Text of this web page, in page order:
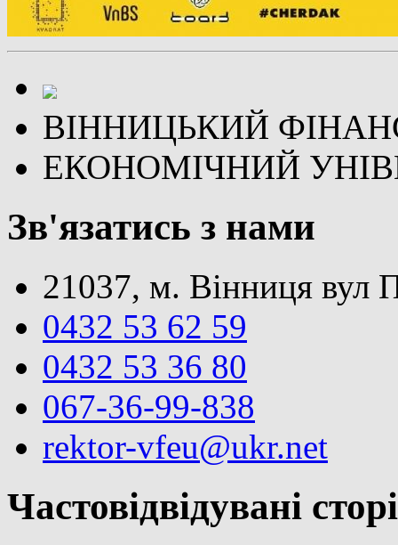
ВІННИЦЬКИЙ
ЕКОНОМІЧНИЙ
Зв'язатись з нами
21037, м. Вінниця вул
0432 53 62 59
0432 53 36 80
067-36-99-838
rektor-vfeu@ukr.net
Частовідвідувані